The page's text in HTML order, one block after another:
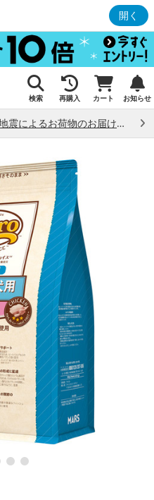
開く
検索 再購入 カート お知らせ
熊本県熊本地方で発生した地震によるお荷物のお届け状況について （7/28）